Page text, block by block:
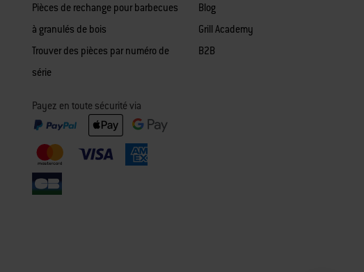
Pièces de rechange pour barbecues
à granulés de bois
Trouver des pièces par numéro de
série
Payez en toute sécurité via
Blog
Grill Academy
B2B